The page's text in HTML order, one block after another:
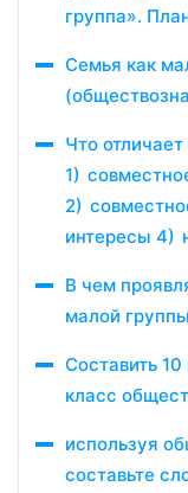
группа».
Семья как
Что
1)
2)
интересы 4)
В чем
малой
Составить
класс
используя
составьте